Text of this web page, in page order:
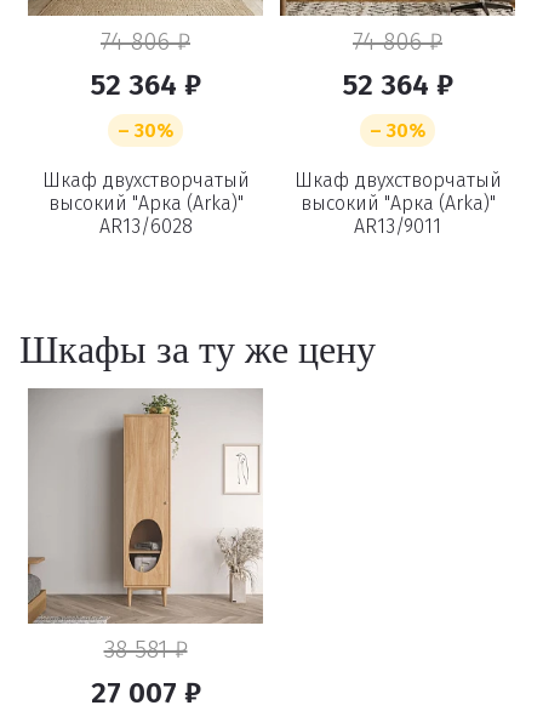
74 806 ₽
52 364 ₽
– 30%
Шкаф двухстворчатый
высокий "Арка (Arka)"
AR13/6028
74 806 ₽
52 364 ₽
– 30%
Шкаф двухстворчатый
высокий "Арка (Arka)"
AR13/9011
Шкафы за ту же цену
38 581 ₽
27 007 ₽
Удаление
Вы точно хотите удалить
товар из корзины?
Удалить